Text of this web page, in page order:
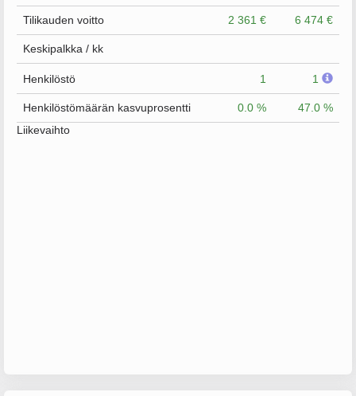
Tilikauden voitto 2 361 € 6 474 €
Keskipalkka / kk
Henkilöstö 1 1
Henkilöstömäärän kasvuprosentti 0.0 %
47.0 %
Liikevaihto